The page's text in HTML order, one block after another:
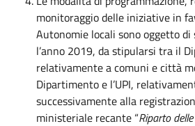
monitoraggio delle iniziative in
Autonomie locali sono oggetto di
l’anno 2019, da stipularsi tra il
relativamente a comuni e città
Dipartimento e l’UPI,
successivamente alla
ministeriale recante “Riparto